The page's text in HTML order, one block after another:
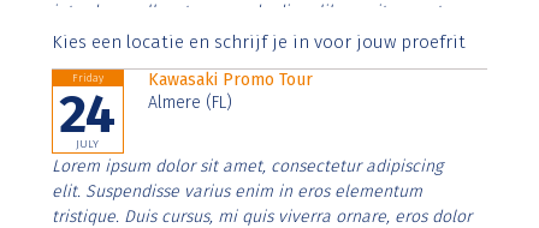
interdum nulla, ut commodo diam libero vitae erat.
Aenean faucibus nibh et justo cursus id rutrum lorem
Kies een locatie en schrijf je in voor jouw proefrit
Friday
24
JULY
Kawasaki Promo Tour
Almere (FL)
Lorem ipsum dolor sit amet, consectetur adipiscing
elit. Suspendisse varius enim in eros elementum
tristique. Duis cursus, mi quis viverra ornare, eros dolor